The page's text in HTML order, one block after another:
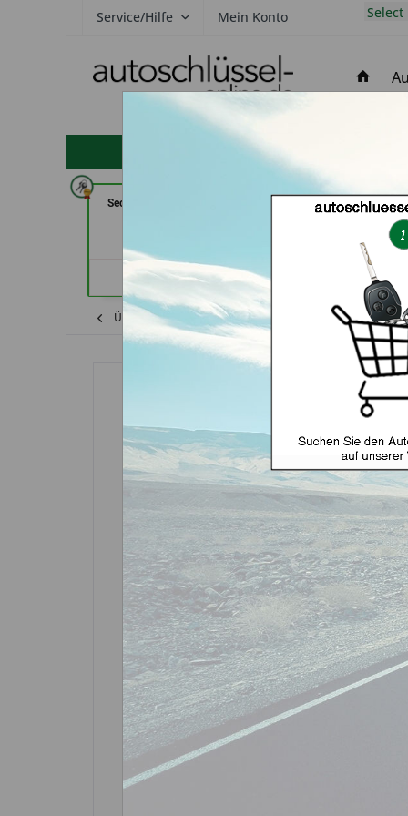
Service/Hilfe Mein Konto Select
hohe Kundenzufriedenheit
Secura Tec GmbH & Co. KG (in
Schlüsseldienst
Übersicht Shop Funkschlüssel